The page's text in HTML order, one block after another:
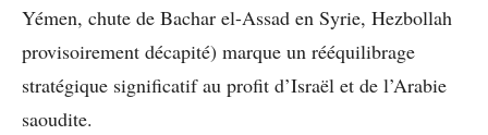
Yémen, chute de Bachar el-Assad en Syrie, Hezbollah
provisoirement décapité) marque un rééquilibrage
stratégique significatif au profit d’Israël et de l’Arabie
saoudite.